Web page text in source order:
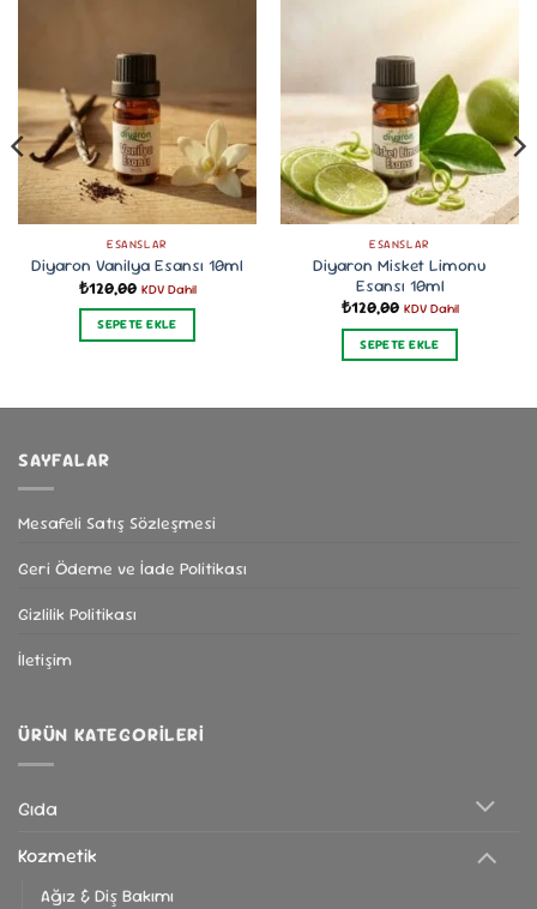
ESANSLAR
Diyaron Vanilya Esansı 10ml
₺120,00 KDV Dahil
SEPETE EKLE
ESANSLAR
Diyaron Misket Limonu
Esansı 10ml
₺120,00 KDV Dahil
SEPETE EKLE
SAYFALAR
Mesafeli Satış Sözleşmesi
Geri Ödeme ve İade Politikası
Gizlilik Politikası
İletişim
ÜRÜN KATEGORILERI
Gıda
Kozmetik
Ağız & Diş Bakımı